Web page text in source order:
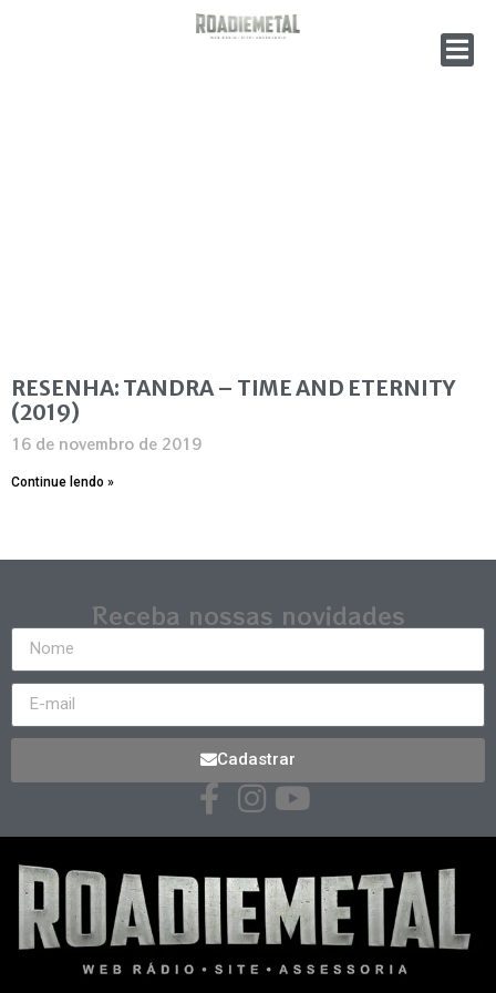
RESENHA: TANDRA – TIME AND ETERNITY
(2019)
16 de novembro de 2019
Continue lendo »
Receba nossas novidades
Cadastrar